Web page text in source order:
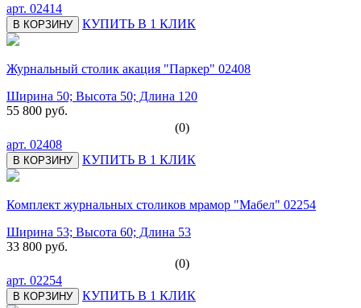
арт. 02414
В КОРЗИНУ КУПИТЬ В 1 КЛИК
Журнальный столик акация "Паркер" 02408
Ширина 50; Высота 50; Длина 120
55 800 руб.
(0)
арт. 02408
В КОРЗИНУ КУПИТЬ В 1 КЛИК
Комплект журнальных столиков мрамор "Мабел" 02254
Ширина 53; Высота 60; Длина 53
33 800 руб.
(0)
арт. 02254
В КОРЗИНУ КУПИТЬ В 1 КЛИК